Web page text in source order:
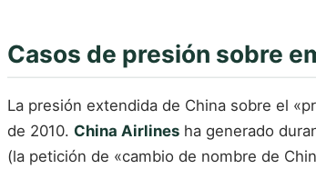
Casos de presión sobre
La presión extendida de China sobre el
de 2010. China Airlines ha generado
(la petición de «cambio de nombre de